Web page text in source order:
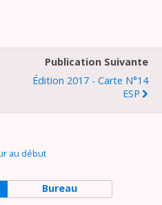
Publication Suivante
Édition 2017 - Carte N°14
ESP
au début
Bureau